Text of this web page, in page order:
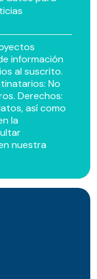
información
al suscrito.
No
Derechos:
así como
la
nuestra